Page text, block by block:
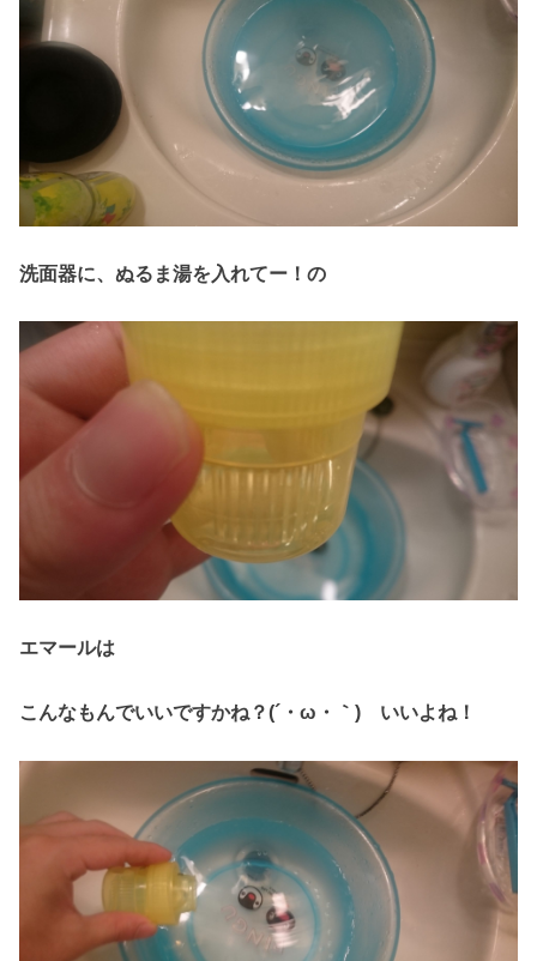
洗面器に、ぬるま湯を入れてー！の
エマールは
こんなもんでいいですかね？(´・ω・｀) いいよね！